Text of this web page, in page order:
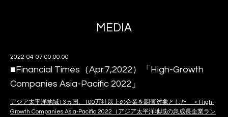
MEDIA
2022-04-07 00:00:00
■Financial Times（Apr.7,2022）「High-Growth
Companies Asia-Pacific 2022」
アジア太平洋地域13ヵ国、100万社以上の企業を調査対象とした ＜High-
Growth Companies Asia-Pacific 2022（アジア太平洋地域の急成長企業ラン